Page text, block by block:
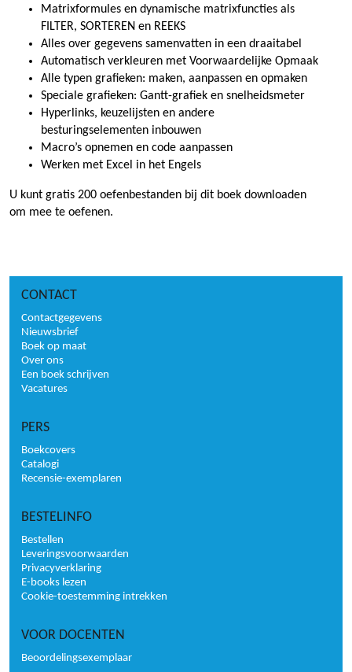
Matrixformules en dynamische matrixfuncties als
FILTER, SORTEREN en REEKS
Alles over gegevens samenvatten in een draaitabel
Automatisch verkleuren met Voorwaardelijke Opmaak
Alle typen grafieken: maken, aanpassen en opmaken
Speciale grafieken: Gantt-grafiek en snelheidsmeter
Hyperlinks, keuzelijsten en andere
besturingselementen inbouwen
Macro’s opnemen en code aanpassen
Werken met Excel in het Engels
U kunt gratis 200 oefenbestanden bij dit boek downloaden
om mee te oefenen.
CONTACT
Contactgegevens
Nieuwsbrief
Boek op maat
Over ons
Een boek schrijven
Vacatures
PERS
Boekcovers
Catalogi
Recensie-exemplaren
BESTELINFO
Bestellen
Leveringsvoorwaarden
Privacyverklaring
E-books lezen
Cookie-toestemming intrekken
VOOR DOCENTEN
Beoordelingsexemplaar